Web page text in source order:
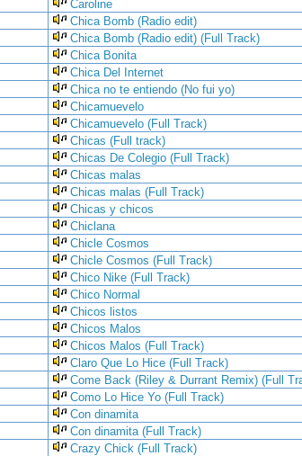
Caroline
Chica Bomb (Radio edit)
Chica Bomb (Radio edit) (Full Track)
Chica Bonita
Chica Del Internet
Chica no te entiendo (No fui yo)
Chicamuevelo
Chicamuevelo (Full Track)
Chicas (Full track)
Chicas De Colegio (Full Track)
Chicas malas
Chicas malas (Full Track)
Chicas y chicos
Chiclana
Chicle Cosmos
Chicle Cosmos (Full Track)
Chico Nike (Full Track)
Chico Normal
Chicos listos
Chicos Malos
Chicos Malos (Full Track)
Claro Que Lo Hice (Full Track)
Come Back (Riley & Durrant Remix) (Full
Como Lo Hice Yo (Full Track)
Con dinamita
Con dinamita (Full Track)
Crazy Chick (Full Track)